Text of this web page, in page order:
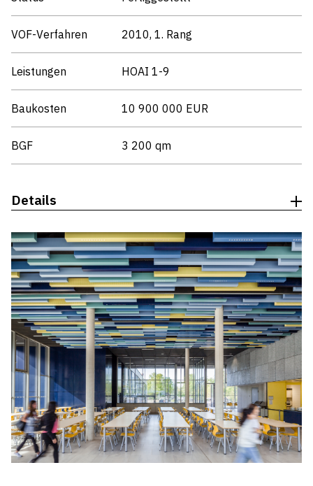
VOF-Verfahren 2010, 1. Rang
Leistungen HOAI 1-9
Baukosten 10 900 000 EUR
BGF 3 200 qm
Details